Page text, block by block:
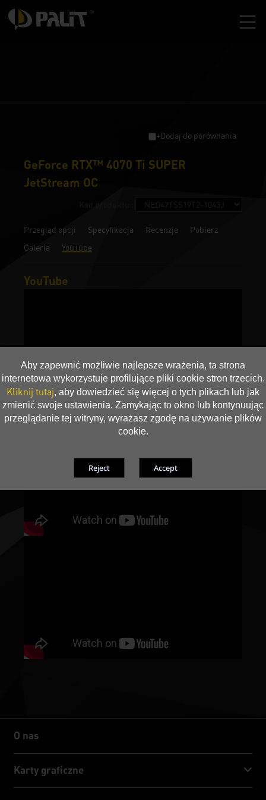
Aby zapewnić możliwie najlepsze wrażenia, ta strona
internetowa wykorzystuje profilujące pliki cookie stron trzecich.
Kliknij tutaj, aby dowiedzieć się więcej o tych plikach lub jak
zmienić swoje ustawienia. Zamykając to okno lub kontynuując
przeglądanie tej witryny, wyrażasz zgodę na używanie plików
cookie.
+Dodaj do porównania
GeForce RTX™ 4070 Ti SUPER
JetStream OC
Przegląd opcji Specyfikacja Recenzje
Pobierz
Galeria
YouTube
YouTube
O nas
O nas
Karty graficzne